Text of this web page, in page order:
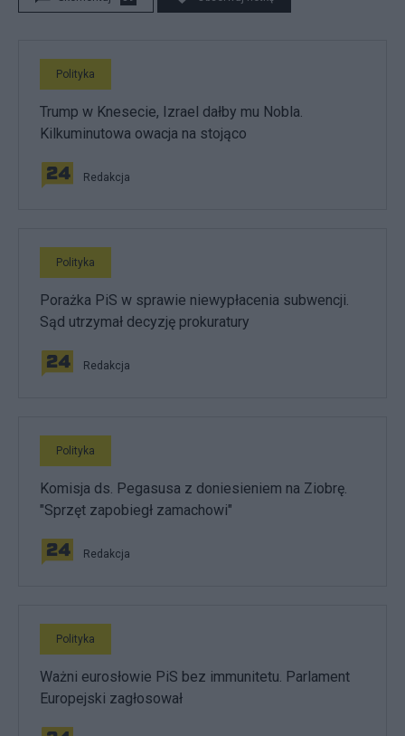
Polityka
Trump w Knesecie, Izrael dałby mu Nobla.
Kilkuminutowa owacja na stojąco
Redakcja
Polityka
Porażka PiS w sprawie niewypłacenia subwencji.
Sąd utrzymał decyzję prokuratury
Redakcja
Polityka
Komisja ds. Pegasusa z doniesieniem na Ziobrę.
"Sprzęt zapobiegł zamachowi"
Redakcja
Polityka
Ważni eurosłowie PiS bez immunitetu. Parlament
Europejski zagłosował